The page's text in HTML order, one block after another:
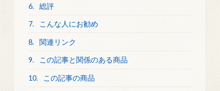
6. 総評
7. こんな人にお勧め
8. 関連リンク
9. この記事と関係のある商品
10. この記事の商品